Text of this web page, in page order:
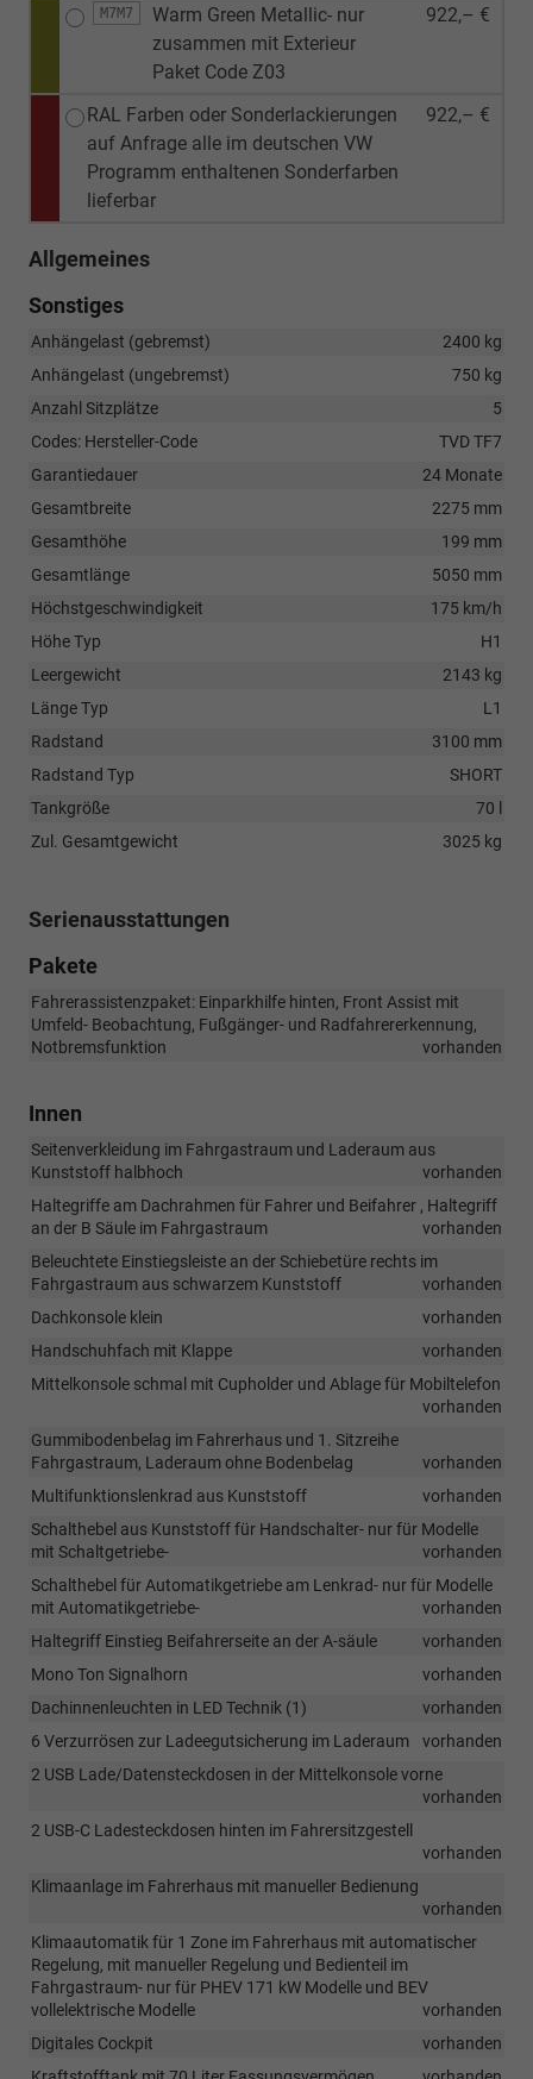
M7M7
Warm Green Metallic- nur
zusammen mit Exterieur
Paket Code Z03
922,– €
RAL Farben oder Sonderlackierungen
auf Anfrage alle im deutschen VW
Programm enthaltenen Sonderfarben
lieferbar
922,– €
Allgemeines
Sonstiges
Anhängelast (gebremst)
2400 kg
Anhängelast (ungebremst)
750 kg
Anzahl Sitzplätze
5
Codes: Hersteller-Code
TVD TF7
Garantiedauer
24 Monate
Gesamtbreite
2275 mm
Gesamthöhe
199 mm
Gesamtlänge
5050 mm
Höchstgeschwindigkeit
175 km/h
Höhe Typ
H1
Leergewicht
2143 kg
Länge Typ
L1
Radstand
3100 mm
Radstand Typ
SHORT
Tankgröße
70 l
Zul. Gesamtgewicht
3025 kg
Serienausstattungen
Pakete
Fahrerassistenzpaket: Einparkhilfe hinten, Front Assist mit
Umfeld- Beobachtung, Fußgänger- und Radfahrererkennung,
Notbremsfunktion
vorhanden
Innen
Seitenverkleidung im Fahrgastraum und Laderaum aus
Kunststoff halbhoch
vorhanden
Haltegriffe am Dachrahmen für Fahrer und Beifahrer , Haltegriff
an der B Säule im Fahrgastraum
vorhanden
Beleuchtete Einstiegsleiste an der Schiebetüre rechts im
Fahrgastraum aus schwarzem Kunststoff
vorhanden
Dachkonsole klein
vorhanden
Handschuhfach mit Klappe
vorhanden
Mittelkonsole schmal mit Cupholder und Ablage für Mobiltelefon
vorhanden
Gummibodenbelag im Fahrerhaus und 1. Sitzreihe
Fahrgastraum, Laderaum ohne Bodenbelag
vorhanden
Multifunktionslenkrad aus Kunststoff
vorhanden
Schalthebel aus Kunststoff für Handschalter- nur für Modelle
mit Schaltgetriebe-
vorhanden
Schalthebel für Automatikgetriebe am Lenkrad- nur für Modelle
mit Automatikgetriebe-
vorhanden
Haltegriff Einstieg Beifahrerseite an der A-säule
vorhanden
Mono Ton Signalhorn
vorhanden
Dachinnenleuchten in LED Technik (1)
vorhanden
6 Verzurrösen zur Ladeegutsicherung im Laderaum
vorhanden
2 USB Lade/Datensteckdosen in der Mittelkonsole vorne
vorhanden
2 USB-C Ladesteckdosen hinten im Fahrersitzgestell
vorhanden
Klimaanlage im Fahrerhaus mit manueller Bedienung
vorhanden
Klimaautomatik für 1 Zone im Fahrerhaus mit automatischer
Regelung, mit manueller Regelung und Bedienteil im
Fahrgastraum- nur für PHEV 171 kW Modelle und BEV
vollelektrische Modelle
vorhanden
Digitales Cockpit
vorhanden